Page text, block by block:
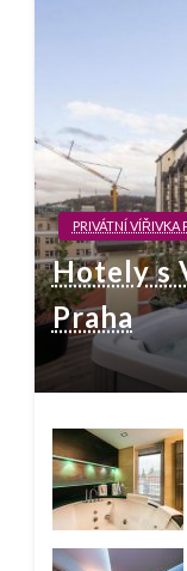
PRIVÁTNÍ VÍŘIVKA
Hotely s
Praha